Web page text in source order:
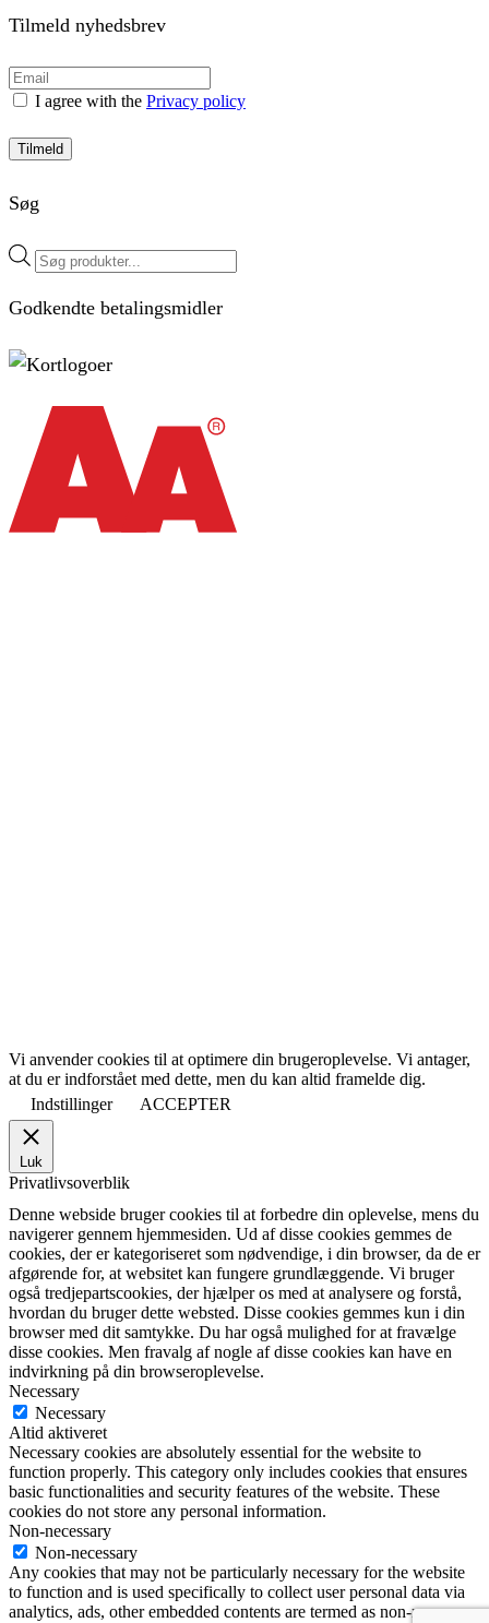
Tilmeld nyhedsbrev
I agree with the Privacy policy
Tilmeld
Søg
Products
search
Godkendte betalingsmidler
Vi anvender cookies til at optimere din brugeroplevelse. Vi antager,
at du er indforstået med dette, men du kan altid framelde dig.
Indstillinger
ACCEPTER
Luk
Privatlivsoverblik
Denne webside bruger cookies til at forbedre din oplevelse, mens du
navigerer gennem hjemmesiden. Ud af disse cookies gemmes de
cookies, der er kategoriseret som nødvendige, i din browser, da de er
afgørende for, at websitet kan fungere grundlæggende. Vi bruger
også tredjepartscookies, der hjælper os med at analysere og forstå,
hvordan du bruger dette websted. Disse cookies gemmes kun i din
browser med dit samtykke. Du har også mulighed for at fravælge
disse cookies. Men fravalg af nogle af disse cookies kan have en
indvirkning på din browseroplevelse.
Necessary
Necessary
Altid aktiveret
Necessary cookies are absolutely essential for the website to
function properly. This category only includes cookies that ensures
basic functionalities and security features of the website. These
cookies do not store any personal information.
Non-necessary
Non-necessary
Any cookies that may not be particularly necessary for the website
to function and is used specifically to collect user personal data via
analytics, ads, other embedded contents are termed as non-necessary